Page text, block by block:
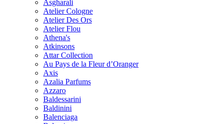
Asgharali
Atelier Cologne
Atelier Des Ors
Atelier Flou
Athena's
Atkinsons
Attar Collection
Au Pays de la Fleur d’Oranger
Axis
Azalia Parfums
Azzaro
Baldessarini
Baldinini
Balenciaga